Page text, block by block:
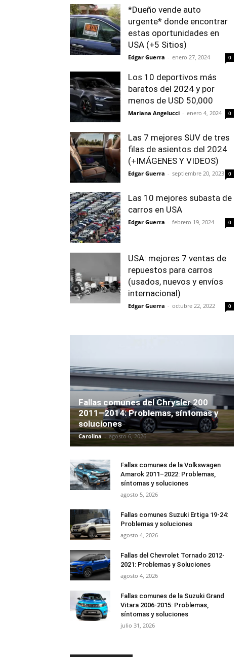
*Dueño vende auto
urgente* donde encontrar
estas oportunidades en
USA (+5 Sitios)
Edgar Guerra - enero 27, 2024 0
Los 10 deportivos más
baratos del 2024 y por
menos de USD 50,000
Mariana Angelucci - enero 4, 2024 0
Las 7 mejores SUV de tres
filas de asientos del 2024
(+IMÁGENES Y VIDEOS)
Edgar Guerra - septiembre 20, 2023 0
Las 10 mejores subasta de
carros en USA
Edgar Guerra - febrero 19, 2024 0
USA: mejores 7 ventas de
repuestos para carros
(usados, nuevos y envíos
internacional)
Edgar Guerra - octubre 22, 2022 0
Fallas comunes del Chrysler 200
2011–2014: Problemas, síntomas y
soluciones
Carolina - agosto 6, 2026
Fallas comunes de la Volkswagen
Amarok 2011–2022: Problemas,
síntomas y soluciones
agosto 5, 2026
Fallas comunes Suzuki Ertiga 19-24:
Problemas y soluciones
agosto 4, 2026
Fallas del Chevrolet Tornado 2012-
2021: Problemas y Soluciones
agosto 4, 2026
Fallas comunes de la Suzuki Grand
Vitara 2006-2015: Problemas,
síntomas y soluciones
julio 31, 2026